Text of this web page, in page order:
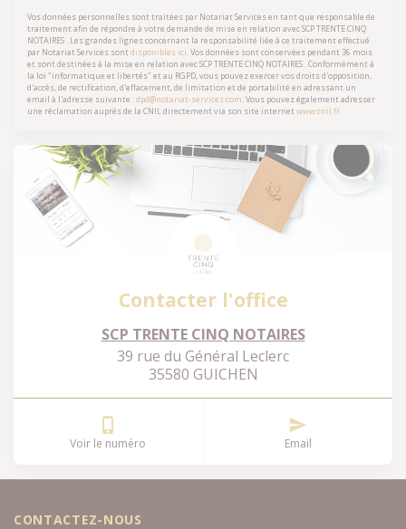
Vos données personnelles sont traitées par Notariat Services en tant que responsable de
traitement afin de répondre à votre demande de mise en relation avecSCP TRENTE CINQ
NOTAIRES . Les grandes lignes concernant la responsabilité liée à ce traitement effectué
par Notariat Services sont disponibles ici. Vos données sont conservées pendant 36 mois
et sont destinées à la mise en relation avecSCP TRENTE CINQ NOTAIRES . Conformément à
la loi "informatique et libertés" et au RGPD, vous pouvez exercer vos droits d'opposition,
d'accès, de rectification, d'effacement, de limitation et de portabilité en adressant un
email à l'adresse suivante :dpd@notariat-services.com. Vous pouvez également adresser
une réclamation auprés de la CNIL directement via son site internet www.cnil.fr.
Contacter l'office
SCP TRENTE CINQ NOTAIRES
39 rue du Général Leclerc
35580 GUICHEN
Voir le numéro Email
CONTACTEZ-NOUS